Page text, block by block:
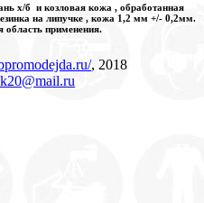
х/б и козловая кожа , обработанная
на липучке , кожа 1,2 мм +/- 0,2мм.
применения.
, 2018